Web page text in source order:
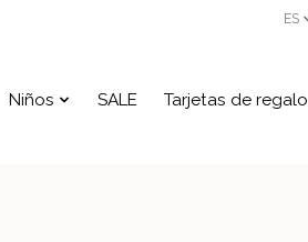
ES
Niños SALE Tarjetas de regalo